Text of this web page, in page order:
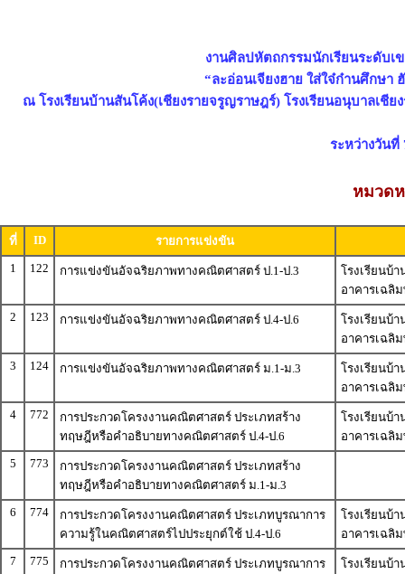
งานศิลปหัตถกรรมนักเรียนระดับ
“ละอ่อนเจียงฮาย ใส่ใจ๋ก๋านศึกษ
ณ โรงเรียนบ้านสันโค้ง(เชียงรายจรูญราษฎร์) โรงเรียนอนุบาลเชี
ระหว่างวันที่
หมวด
ที่ ID
รายการแข่งขัน
1
122 การแข่งขันอัจฉริยภาพทางคณิตศาสตร์ ป.1-ป.3
โรงเรียนบ้
อาคารเฉลิ
2
123 การแข่งขันอัจฉริยภาพทางคณิตศาสตร์ ป.4-ป.6
โรงเรียนบ้
อาคารเฉลิ
3
124 การแข่งขันอัจฉริยภาพทางคณิตศาสตร์ ม.1-ม.3
โรงเรียนบ้
อาคารเฉลิ
4
772
การประกวดโครงงานคณิตศาสตร์ ประเภทสร้าง
ทฤษฎีหรือคำอธิบายทางคณิตศาสตร์ ป.4-ป.6
โรงเรียนบ้
อาคารเฉลิ
5
773
การประกวดโครงงานคณิตศาสตร์ ประเภทสร้าง
ทฤษฎีหรือคำอธิบายทางคณิตศาสตร์ ม.1-ม.3
6
774
การประกวดโครงงานคณิตศาสตร์ ประเภทบูรณาการ
ความรู้ในคณิตศาสตร์ไปประยุกต์ใช้ ป.4-ป.6
โรงเรียนบ้
อาคารเฉลิ
7
775
การประกวดโครงงานคณิตศาสตร์ ประเภทบูรณาการ
โรงเรียนบ้